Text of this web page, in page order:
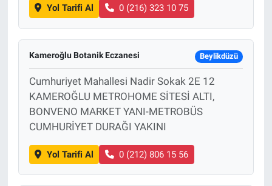
Yol Tarifi Al 0 (216) 323 10 75
Kameroğlu Botanik Eczanesi Beylikdüzü
Cumhuriyet Mahallesi Nadir Sokak 2E 12
KAMEROĞLU METROHOME SİTESİ ALTI,
BONVENO MARKET YANI-METROBÜS
CUMHURİYET DURAĞI YAKINI
Yol Tarifi Al 0 (212) 806 15 56